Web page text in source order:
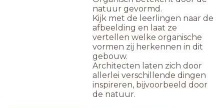
natuur gevormd.
Kijk met de leerlingen naar de
afbeelding en laat ze
vertellen welke organische
vormen zij herkennen in dit
gebouw.
Architecten laten zich door
allerlei verschillende dingen
inspireren, bijvoorbeeld door
de natuur.